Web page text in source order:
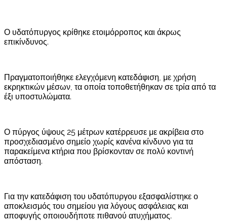
Ο υδατόπυργος κρίθηκε ετοιμόρροπος και άκρως
επικίνδυνος.
Πραγματοποιήθηκε ελεγχόμενη κατεδάφιση, με χρήση
εκρηκτικών μέσων, τα οποία τοποθετήθηκαν σε τρία από τα
έξι υποστυλώματα.
Ο πύργος ύψους 25 μέτρων κατέρρευσε με ακρίβεια στο
προσχεδιασμένο σημείο χωρίς κανένα κίνδυνο για τα
παρακείμενα κτήρια που βρίσκονταν σε πολύ κοντινή
απόσταση.
Για την κατεδάφιση του υδατόπυργου εξασφαλίστηκε ο
αποκλεισμός του σημείου για λόγους ασφάλειας και
αποφυγής οποιουδήποτε πιθανού ατυχήματος.